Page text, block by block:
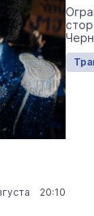
20:10